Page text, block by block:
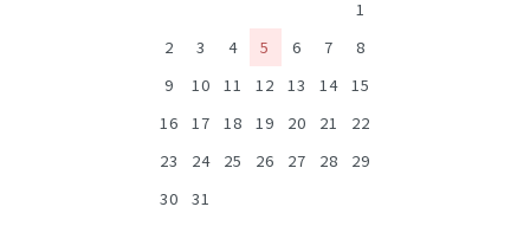
1
2
3 4 5 6 7
8
9
10 11 12 13 14
15
16
17 18 19 20 21
22
23
24 25 26 27 28
29
30
31